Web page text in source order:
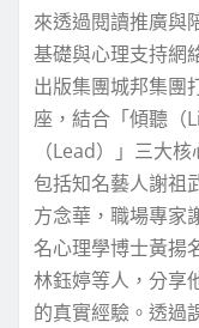
來透過閱讀推廣與
基礎與心理支持網
出版集團城邦集團
座，結合「傾聽
（Lead）」三大
包括知名藝人謝祖
方念華，職場專家
名心理學博士黃揚
林鈺婷等人，分享
的真實經驗。透過